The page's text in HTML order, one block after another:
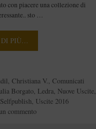
con piacere una collezione di
sto …
DI PIÙ…
,Christiana V.,Comunicati
Borgato, Ledra, Nuove Uscite,
Selfpublish, Uscite 2016
commento